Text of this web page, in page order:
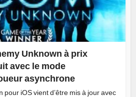
Unknown à prix
avec le mode
asynchrone
pour iOS vient d’être mis à jour avec